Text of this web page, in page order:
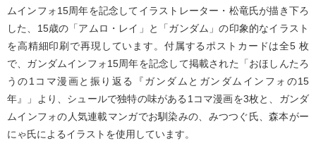
ムインフォ15周年を記念してイラストレーター・松⻯⽒が描き下ろ
した、15歳の「アムロ・レイ」と「ガンダム」の印象的なイラスト
を⾼精細印刷で再現しています。付属するポストカードは全5 枚
で、ガンダムインフォ15周年を記念して掲載された「おほしんたろ
うの1コマ漫画と振り返る『ガンダムとガンダムインフォの15
年』」より、シュールで独特の味がある1コマ漫画を3枚と、ガンダ
ムインフォの⼈気連載マンガでお馴染みの、みつつぐ⽒、森本がー
にゃ⽒によるイラストを使⽤しています。